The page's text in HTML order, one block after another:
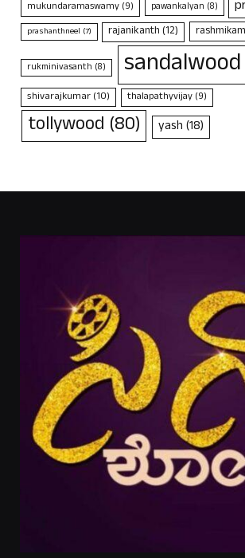
mukundaramaswamy (9) pawankalyan (8)
prashanthneel (7) rajanikanth(12)
rukminivasanth (8) sandalwood
shivarajkumar(10) thalapathyvijay(9)
tollywood (80) yash(18)